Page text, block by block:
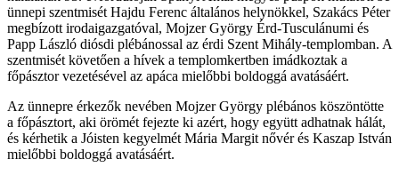
ünnepi szentmisét Hajdu Ferenc általános helynökkel, Szakács Péter
megbízott irodaigazgatóval, Mojzer György Érd-Tusculánumi és
Papp László diósdi plébánossal az érdi Szent Mihály-templomban. A
szentmisét követően a hívek a templomkertben imádkoztak a
főpásztor vezetésével az apáca mielőbbi boldoggá avatásáért.
Az ünnepre érkezők nevében Mojzer György plébános köszöntötte
a főpásztort, aki örömét fejezte ki azért, hogy együtt adhatnak hálát,
és kérhetik a Jóisten kegyelmét Mária Margit nővér és Kaszap István
mielőbbi boldoggá avatásáért.